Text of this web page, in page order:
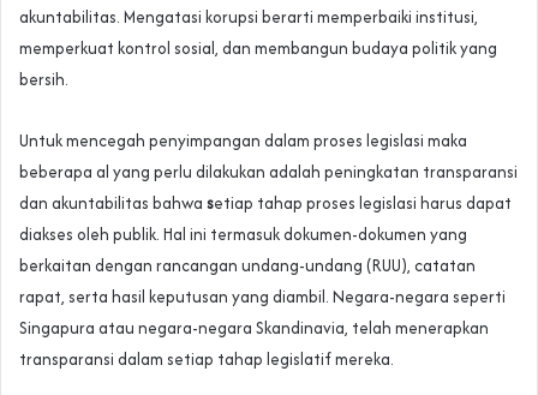
akuntabilitas. Mengatasi korupsi berarti memperbaiki institusi,
memperkuat kontrol sosial, dan membangun budaya politik yang
bersih.
Untuk mencegah penyimpangan dalam proses legislasi maka
beberapa al yang perlu dilakukan adalah peningkatan transparansi
dan akuntabilitas bahwa setiap tahap proses legislasi harus dapat
diakses oleh publik. Hal ini termasuk dokumen-dokumen yang
berkaitan dengan rancangan undang-undang (RUU), catatan
rapat, serta hasil keputusan yang diambil. Negara-negara seperti
Singapura atau negara-negara Skandinavia, telah menerapkan
transparansi dalam setiap tahap legislatif mereka.